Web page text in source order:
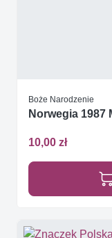
Boże Narodzenie
Norwegia 1987
10,00 zł